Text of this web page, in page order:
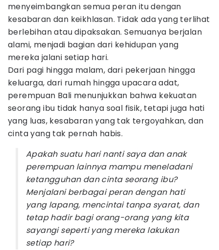
menyeimbangkan semua peran itu dengan
kesabaran dan keikhlasan. Tidak ada yang terlihat
berlebihan atau dipaksakan. Semuanya berjalan
alami, menjadi bagian dari kehidupan yang
mereka jalani setiap hari.
Dari pagi hingga malam, dari pekerjaan hingga
keluarga, dari rumah hingga upacara adat,
perempuan Bali menunjukkan bahwa kekuatan
seorang ibu tidak hanya soal fisik, tetapi juga hati
yang luas, kesabaran yang tak tergoyahkan, dan
cinta yang tak pernah habis.
Apakah suatu hari nanti saya dan anak
perempuan lainnya mampu meneladani
ketangguhan dan cinta seorang ibu?
Menjalani berbagai peran dengan hati
yang lapang, mencintai tanpa syarat, dan
tetap hadir bagi orang-orang yang kita
sayangi seperti yang mereka lakukan
setiap hari?